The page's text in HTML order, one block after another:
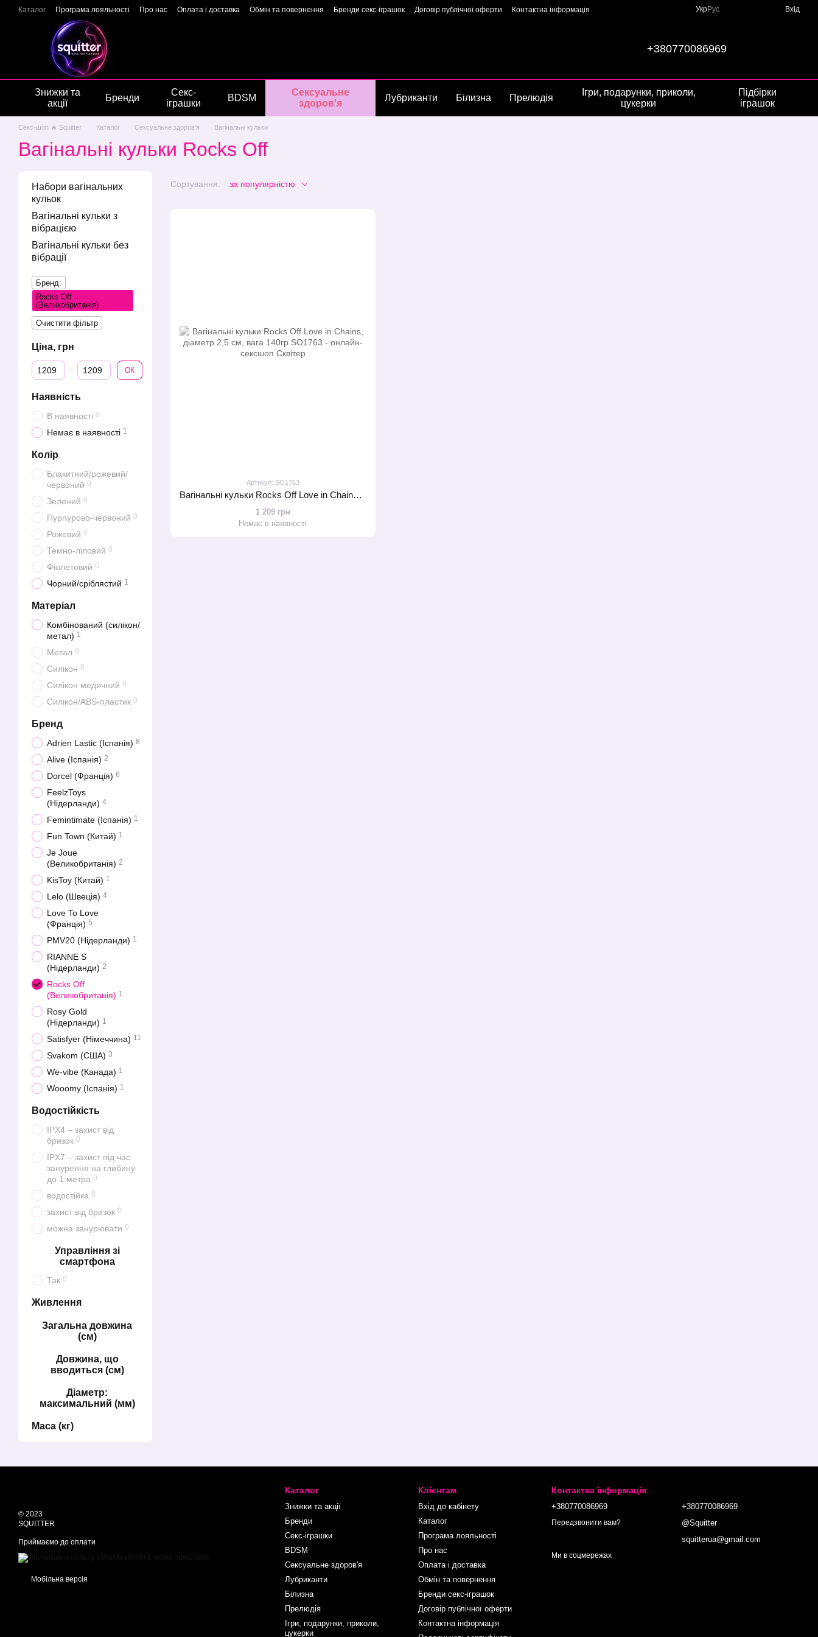
Перейти до основного контенту
Каталог Програма лояльності Про нас Оплата і доставка Обмін та повернення Бренди секс-іграшок Договір публічної оферти
Контактна інформація
Подарункові сертифікати
УкрРус Вхід
+380770086969
Знижки та
акції
Бренди
Секс-
іграшки
BDSM
Сексуальне
здоров'я
Лубриканти Білизна Прелюдія
Ігри, подарунки, приколи,
цукерки
Підбірки
іграшок
Секс-шоп 🔥 Squitter Каталог Сексуальне здоров'я Вагінальні кульки
Вагінальні кульки Rocks Off
Сортування: за популярністю
Артикул: SO1763
Вагінальні кульки Rocks Off Love in Chains, діаметр 2,5 см, вага 140гр
1 209 грн
Немає в наявності
Набори вагінальних
кульок
Вагінальні кульки з
вібрацією
Вагінальні кульки без
вібрації
Бренд:
Rocks Off
(Великобританія)
Очистити фільтр
Ціна, грн
Від Ціна, грн
До Ціна, грн ОК
Наявність
В наявності 0
Немає в наявності 1
Колір
Блакитний/рожевий/
червоний 0
Зелений 0
Пурпурово-червоний 0
Рожевий 0
Темно-ліловий 0
Фіолетовий 0
Чорний/сріблястий 1
Матеріал
Комбінований (силікон/
метал) 1
Метал 0
Силікон 0
Силікон медичний 0
Силікон/ABS-пластик 0
Бренд
Adrien Lastic (Іспанія) 8
Alive (Іспанія) 2
Dorcel (Франція) 6
FeelzToys
(Нідерланди) 4
Femintimate (Іспанія) 1
Fun Town (Китай) 1
Je Joue
(Великобританія) 2
KisToy (Китай) 1
Lelo (Швеція) 4
Love To Love
(Франція) 5
PMV20 (Нідерланди) 1
RIANNE S
(Нідерланди) 2
Rocks Off
(Великобританія) 1
Rosy Gold
(Нідерланди) 1
Satisfyer (Німеччина) 11
Svakom (США) 3
We-vibe (Канада) 1
Wooomy (Іспанія) 1
Водостійкість
IPX4 – захист від
бризок 0
IPX7 – захист під час
занурення на глибину
до 1 метра 0
водостійка 0
захист від бризок 0
можна занурювати 0
Управління зі
смартфона
Так 0
Живлення
Загальна довжина
(см)
Довжина, що
вводиться (см)
Діаметр:
максимальний (мм)
Маса (кг)
© 2023
SQUITTER
Приймаємо до оплати
Мобільна версія
Каталог
Знижки та акції
Бренди
Секс-іграшки
BDSM
Сексуальне здоров'я
Лубриканти
Білизна
Прелюдія
Ігри, подарунки, приколи,
цукерки
Клієнтам
Вхід до кабінету
Каталог
Програма лояльності
Про нас
Оплата і доставка
Обмін та повернення
Бренди секс-іграшок
Договір публічної оферти
Контактна інформація
Контактна інформація
+380770086969
Передзвонити вам?
+380770086969
@Squitter
squitterua@gmail.com
Ми в соцмережах